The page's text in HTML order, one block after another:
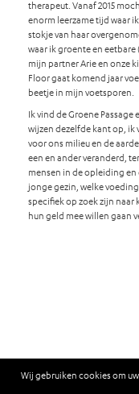
therapeut. Vanaf 2015
enorm leerzame tijd waar
stokje van haar
waar ik groente en
mijn partner Arie en onze
Floor gaat komend jaar
beetje in mijn voetsporen.
Ik vind de Groene
wijzen dezelfde kant op, ik
voor ons milieu en de
een en ander veranderd,
mensen in de opleiding
jonge gezin, welke
specifiek op zoek zijn naar
hun geld mee willen gaan
Wij gebruiken cookies om